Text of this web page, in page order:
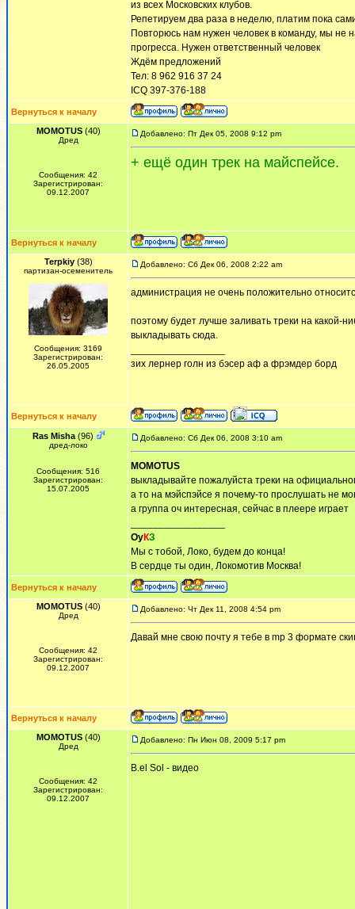
из всех Московских клубов.
Репетируем два раза в неделю, платим пока
Повторюсь нам нужен человек в команду, мы не
прогресса. Нужен ответственный человек
Ждём предложений
Тел: 8 962 916 37 24
ICQ 397-376-188
Вернуться к началу
MOMOTUS(40)
Дред
Сообщения: 42
Зарегистрирован:
09.12.2007
Добавлено: Пт Дек 05, 2008 9:12 pm
+ ещё один трек на майспейсе.
Вернуться к началу
Terpkiy(38)
партизан-осеменитель
Сообщения: 3169
Зарегистрирован:
26.05.2005
Добавлено: Сб Дек 06, 2008 2:22 am
администрация не очень положительно
поэтому будет лучше заливать треки на какой-
выкладывать сюда.
зих лернер голн из бэсер аф а фрэмдер борд
Вернуться к началу
Ras Misha(96)
дред-локо
Сообщения: 516
Зарегистрирован:
15.07.2005
Добавлено: Сб Дек 06, 2008 3:10 am
MOMOTUS
выкладывайте пожалуйста треки на
а то на мэйспэйсе я почему-то прослушать не
а группа оч интересная, сейчас в плеере играет
ОуКЗ
Мы с тобой, Локо, будем до конца!
В сердце ты один, Локомотив Москва!
Вернуться к началу
MOMOTUS(40)
Дред
Сообщения: 42
Зарегистрирован:
09.12.2007
Добавлено: Чт Дек 11, 2008 4:54 pm
Давай мне свою почту я тебе в mp 3 формате
Вернуться к началу
MOMOTUS(40)
Дред
Сообщения: 42
Зарегистрирован:
09.12.2007
Добавлено: Пн Июн 08, 2009 5:17 pm
B.el Sol - видео